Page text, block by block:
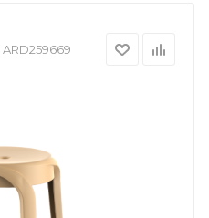
ARD259669